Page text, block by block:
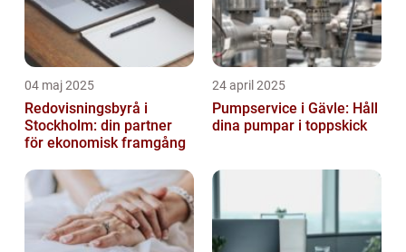
04 maj 2025
Redovisningsbyrå i
Stockholm: din partner
för ekonomisk framgång
24 april 2025
Pumpservice i Gävle: Håll
dina pumpar i toppskick